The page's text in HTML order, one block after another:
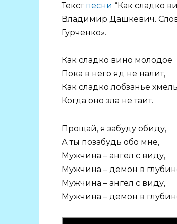
Текст песни “Как сладко
Владимир Дашкевич.
Гурченко».
Как сладко вино молодое
Пока в него яд не налит,
Как сладко лобзанье
Когда оно зла не таит.
Прощай, я забуду обиду,
А ты позабудь обо мне,
Мужчина – ангел с виду,
Мужчина – демон в
Мужчина – ангел с виду,
Мужчина – демон в